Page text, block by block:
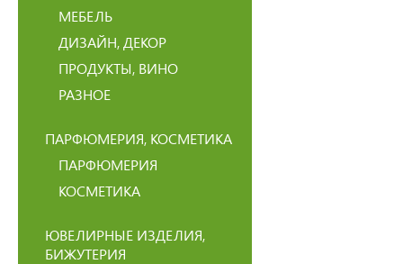
МЕБЕЛЬ
ДИЗАЙН, ДЕКОР
ПРОДУКТЫ, ВИНО
РАЗНОЕ
ПАРФЮМЕРИЯ, КОСМЕТИКА
ПАРФЮМЕРИЯ
КОСМЕТИКА
ЮВЕЛИРНЫЕ ИЗДЕЛИЯ,
БИЖУТЕРИЯ